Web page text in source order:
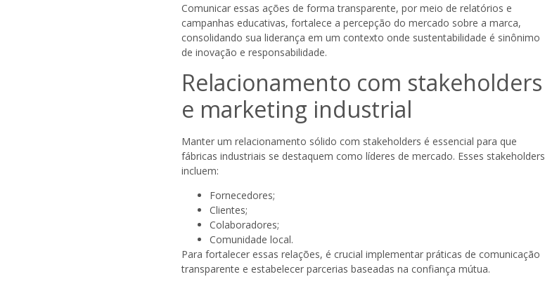
Comunicar essas ações de forma transparente, por meio de relatórios e
campanhas educativas, fortalece a percepção do mercado sobre a marca,
consolidando sua liderança em um contexto onde sustentabilidade é sinônimo
de inovação e responsabilidade.
Relacionamento com stakeholders
e marketing industrial
Manter um relacionamento sólido com stakeholders é essencial para que
fábricas industriais se destaquem como líderes de mercado. Esses stakeholders
incluem:
Fornecedores;
Clientes;
Colaboradores;
Comunidade local.
Para fortalecer essas relações, é crucial implementar práticas de comunicação
transparente e estabelecer parcerias baseadas na confiança mútua.